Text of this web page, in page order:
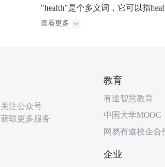
"health"是个多义词，它可以指
查看更多
关注公众号
获取更多服务
教育
有道智慧教育
中国大学MOOC
网易有道校企合
企业